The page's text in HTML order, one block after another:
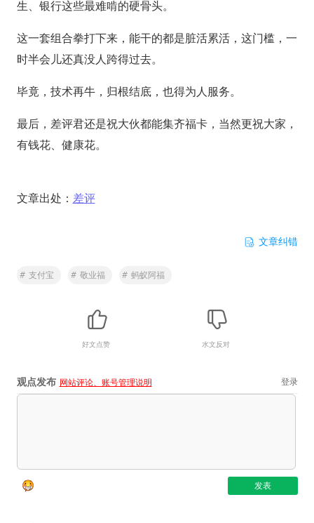
生、银行这些最难啃的硬骨头。
这一套组合拳打下来，能干的都是脏活累活，这门槛，一
时半会儿还真没人跨得过去。
毕竟，技术再牛，归根结底，也得为人服务。
最后，差评君还是祝大伙都能集齐福卡，当然更祝大家，
有钱花、健康花。
文章出处： 差评
文章纠错
# 支付宝 # 敬业福 # 蚂蚁阿福
好文点赞 水文反对
观点发布 网站评论、账号管理说明 登录